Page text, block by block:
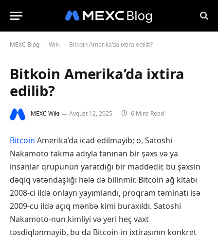
MEXC Blog - Wiki - Bitkoin Amerika’da ixtira edilib?
Bitkoin Amerika’da ixtira
edilib?
MEXC Wiki Avqust 12, 2025 6 Mins Read
Bitcoin Amerika’da icad edilməyib; o, Satoshi
Nakamoto takma adıyla tanınan bir şəxs və ya
insanlar qrupunun yaratdığı bir maddedir, bu şəxsin
dəqiq vətəndaşlığı hələ də bilinmir. Bitcoin ağ kitabı
2008-ci ildə onlayn yayımlandı, proqram təminatı isə
2009-cu ildə açıq mənbə kimi buraxıldı. Satoshi
Nakamoto-nun kimliyi və yeri heç vaxt
təsdiqlənməyib, bu da Bitcoin-in ixtirasının konkret